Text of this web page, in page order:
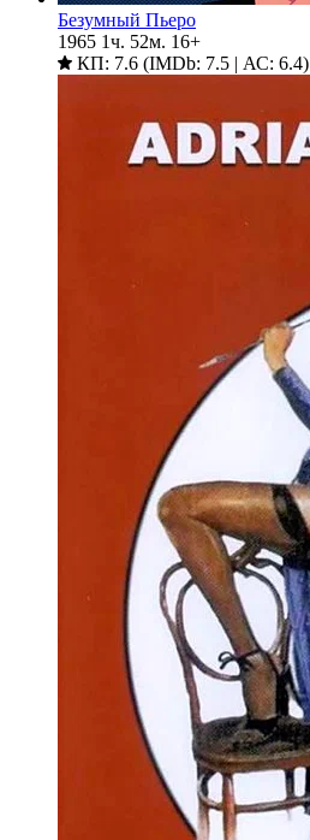
Безумный Пьеро
1965 1ч. 52м. 16+
КП: 7.6 (IMDb: 7.5 | АС: 6.4)